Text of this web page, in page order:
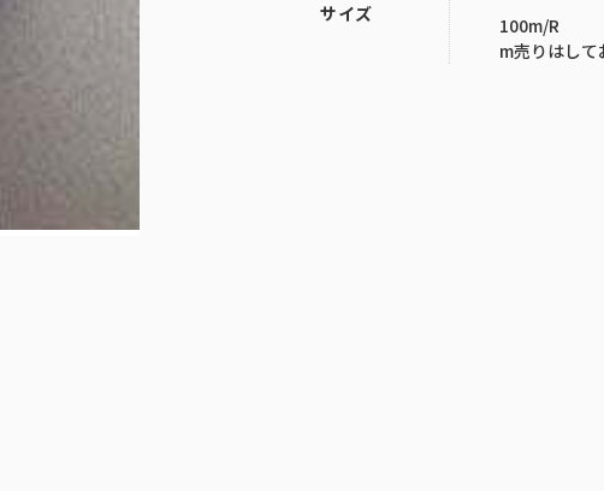
サイズ
100m/R
m売りはし